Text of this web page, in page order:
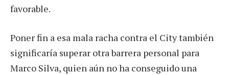
favorable.
Poner fin a esa mala racha contra el City también
significaría superar otra barrera personal para
Marco Silva, quien aún no ha conseguido una